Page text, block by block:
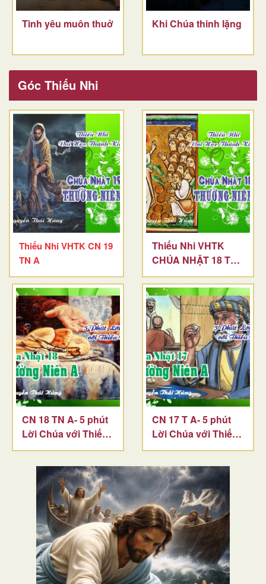
Tình yêu muôn thuở Khi Chúa thinh lặng
Góc Thiếu Nhi
Thiếu Nhi VHTK CN 19
TN A
Thiếu Nhi VHTK
CHÚA NHẬT 18 TN
A
CN 18 TN A- 5 phút
Lời Chúa với Thiếu
Nhi
CN 17 T A- 5 phút
Lời Chúa với Thiếu
Nhi